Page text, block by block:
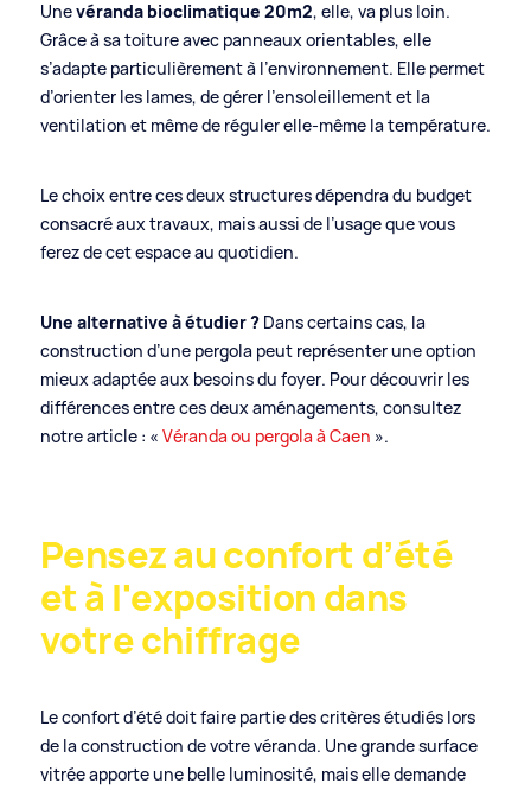
Unevéranda bioclimatique 20m2, elle, va plus loin.
Grâce à sa toiture avec panneaux orientables, elle
s’adapte particulièrement à l’environnement. Elle permet
d’orienter les lames, de gérer l’ensoleillement et la
ventilation et même de réguler elle-même la température.
Le choix entre ces deux structures dépendra du budget
consacré aux travaux, mais aussi de l’usage que vous
ferez de cet espace au quotidien.
Une alternative à étudier ?Dans certains cas, la
construction d’une pergola peut représenter une option
mieux adaptée aux besoins du foyer. Pour découvrir les
différences entre ces deux aménagements, consultez
notre article : « Véranda ou pergola à Caen ».
Pensez au confort d’été
et à l'exposition dans
votre chiffrage
Le confort d’été doit faire partie des critères étudiés lors
de la construction de votre véranda. Une grande surface
vitrée apporte une belle luminosité, mais elle demande